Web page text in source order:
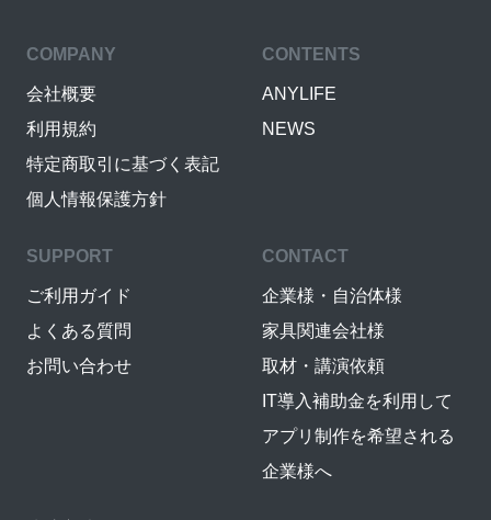
COMPANY
会社概要
利用規約
特定商取引に基づく表記
個人情報保護方針
CONTENTS
ANYLIFE
NEWS
SUPPORT
ご利用ガイド
よくある質問
お問い合わせ
CONTACT
企業様・自治体様
家具関連会社様
取材・講演依頼
IT導入補助金を利用して
アプリ制作を希望される
企業様へ